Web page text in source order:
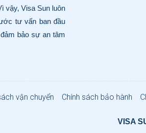
vậy, Visa Sun luôn
tư vấn ban đầu
bảo sự an tâm
vận chuyển Chính sách bảo hành
VISA